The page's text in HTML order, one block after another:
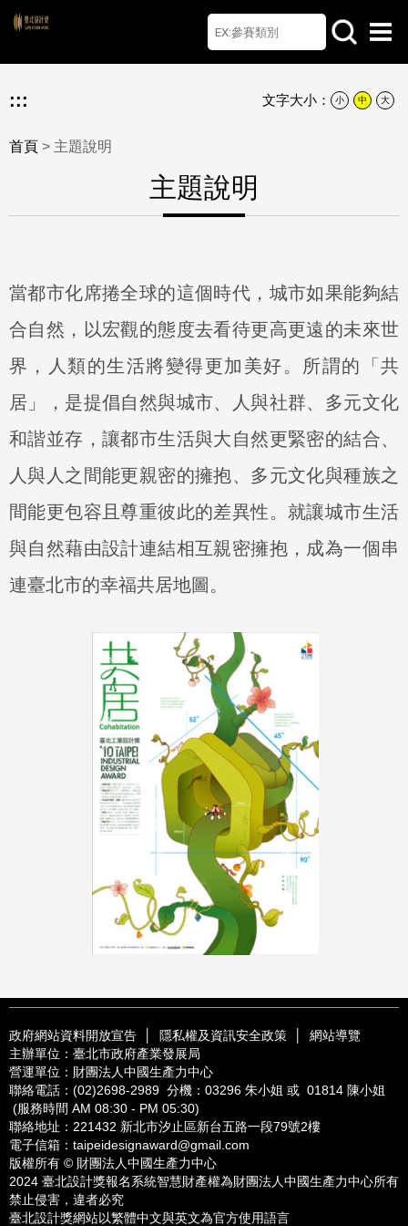
首頁 檔案下載 Q&A
聯絡我們 English
::: 文字大小： 小 中 大
首頁 > 主題說明
主題說明
當都市化席捲全球的這個時代，城市如果能夠結
合自然，以宏觀的態度去看待更高更遠的未來世
界，人類的生活將變得更加美好。所謂的「共
居」，是提倡自然與城市、人與社群、多元文化
和諧並存，讓都市生活與大自然更緊密的結合、
人與人之間能更親密的擁抱、多元文化與種族之
間能更包容且尊重彼此的差異性。就讓城市生活
與自然藉由設計連結相互親密擁抱，成為一個串
連臺北市的幸福共居地圖。
政府網站資料開放宣告 隱私權及資訊安全政策
網站導覽
主辦單位：臺北市政府產業發展局
營運單位：財團法人中國生產力中心
聯絡電話： (02)2698-2989 分機：03296 朱小姐 或 01814 陳小姐
(服務時間 AM 08:30 - PM 05:30)
聯絡地址：221432 新北市汐止區新台五路一段79號2樓
電子信箱： taipeidesignaward@gmail.com
版權所有 © 財團法人中國生產力中心
2024 臺北設計獎報名系統智慧財產權為財團法人中國生產力中心所有
禁止侵害，違者必究
臺北設計獎網站以繁體中文與英文為官方使用語言